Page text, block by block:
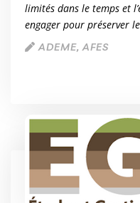
limités dans le temps et
engager pour préserver
ADEME, AFES